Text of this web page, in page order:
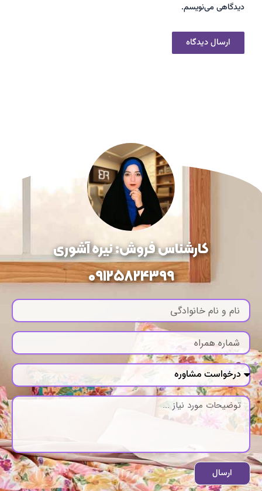
دیدگاهی می‌نویسم.
کارشناس فروش: نیره آشوری
09125824399
ارسال